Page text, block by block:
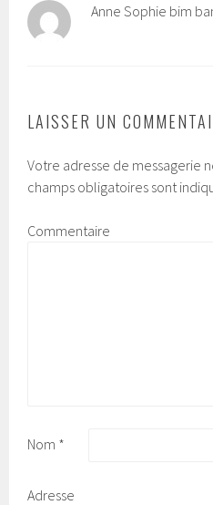
Anne Sophie bim
LAISSER UN
Votre adresse de messagerie
champs obligatoires sont
Commentaire
Nom *
Adresse